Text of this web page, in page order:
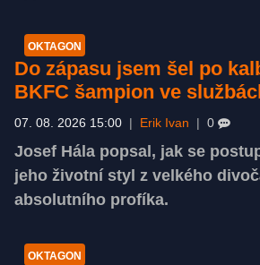
OKTAGON
Do zápasu jsem šel po
BKFC šampion ve
07. 08. 2026 15:00 Erik Ivan 0
Josef Hála popsal, jak se
jeho životní styl z velkého
absolutního profíka.
OKTAGON